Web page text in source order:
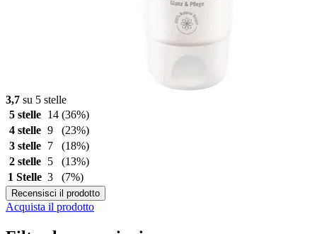
3,7 su 5 stelle
5 stelle
14 (36%)
4 stelle 9
(23%)
3 stelle
7
(18%)
2 stelle
5
(13%)
1 Stelle 3 (7%)
Recensisci il prodotto
Acquista il prodotto